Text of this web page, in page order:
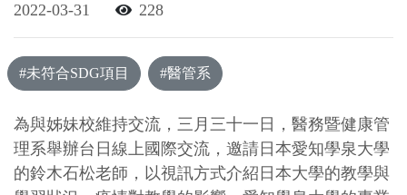
2022-03-31 228
#未符合SDG項目 #醫管系
為與姊妹校維持交流，三月三十一日，醫務暨健康管
理系舉辦台日線上國際交流，邀請日本愛知學泉大學
的鈴木石松老師，以視訊方式介紹日本大學的教學與